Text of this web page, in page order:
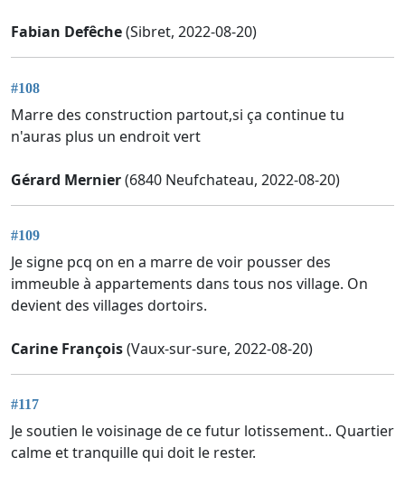
Fabian Defêche(Sibret, 2022-08-20)
#108
Marre des construction partout,si ça continue tu
n'auras plus un endroit vert
Gérard Mernier(6840 Neufchateau, 2022-08-20)
#109
Je signe pcq on en a marre de voir pousser des
immeuble à appartements dans tous nos village. On
devient des villages dortoirs.
Carine François(Vaux-sur-sure, 2022-08-20)
#117
Je soutien le voisinage de ce futur lotissement.. Quartier
calme et tranquille qui doit le rester.